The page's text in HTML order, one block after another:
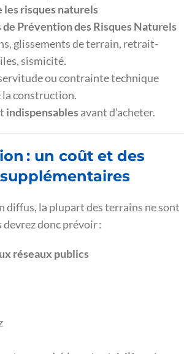
les risques naturels
de Prévention des Risques Naturels
glissements de terrain, retrait-
sismicité.
ou contrainte technique
la construction.
indispensablesavant d’acheter.
: un coût et des
diffus, la plupart des terrains ne sont
devrez donc prévoir :
réseaux publics